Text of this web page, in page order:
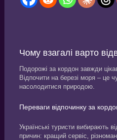
Чому взагалі варто
Подорожі за кордон завжди
Відпочити на березі моря – це
насолодитися природою.
Переваги відпочинку за
Українські туристи вибирають
причин: кращий сервіс,